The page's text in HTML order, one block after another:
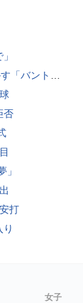
“やんちゃ坊主”時代
否
」
打
女子